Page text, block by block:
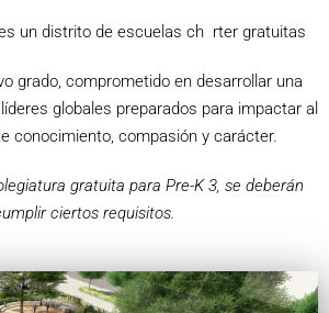
un distrito de escuelas ch rter gratuitas
grado, comprometido en desarrollar una
globales preparados para impactar al
conocimiento, compasión y carácter.
gratuita para Pre-K 3, se deberán
ciertos requisitos.